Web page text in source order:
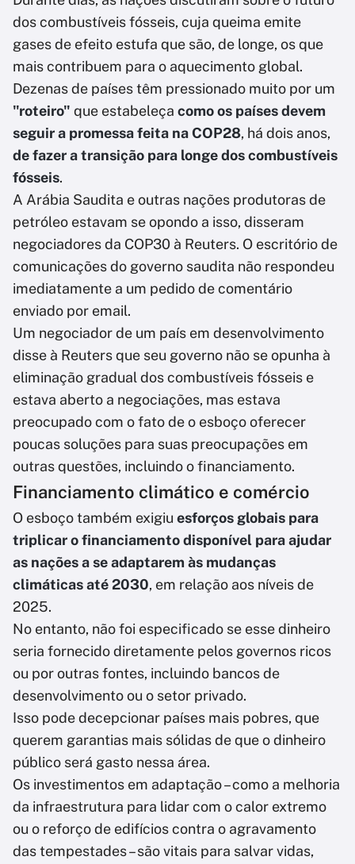
dos combustíveis fósseis, cuja queima emite
gases de efeito estufa que são, de longe, os que
mais contribuem para o aquecimento global.
Dezenas de países têm pressionado muito por um
"roteiro" que estabeleça como os países devem
seguir a promessa feita na COP28, há dois anos,
de fazer a transição para longe dos combustíveis
fósseis.
A Arábia Saudita e outras nações produtoras de
petróleo estavam se opondo a isso, disseram
negociadores da COP30 à Reuters. O escritório de
comunicações do governo saudita não respondeu
imediatamente a um pedido de comentário
enviado por email.
Um negociador de um país em desenvolvimento
disse à Reuters que seu governo não se opunha à
eliminação gradual dos combustíveis fósseis e
estava aberto a negociações, mas estava
preocupado com o fato de o esboço oferecer
poucas soluções para suas preocupações em
outras questões, incluindo o financiamento.
Financiamento climático e comércio
O esboço também exigiu esforços globais para
triplicar o financiamento disponível para ajudar
as nações a se adaptarem às mudanças
climáticas até 2030, em relação aos níveis de
2025.
No entanto, não foi especificado se esse dinheiro
seria fornecido diretamente pelos governos ricos
ou por outras fontes, incluindo bancos de
desenvolvimento ou o setor privado.
Isso pode decepcionar países mais pobres, que
querem garantias mais sólidas de que o dinheiro
público será gasto nessa área.
Os investimentos em adaptação – como a melhoria
da infraestrutura para lidar com o calor extremo
ou o reforço de edifícios contra o agravamento
das tempestades – são vitais para salvar vidas,